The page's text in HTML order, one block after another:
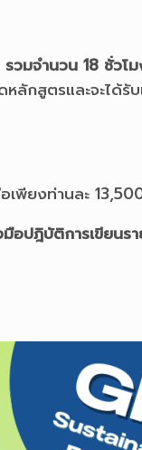
วมจำนวน 18 ชั่วโ
ลักสูตรและจะไ
พียงท่านละ
ปฎิบัติการเขียนร